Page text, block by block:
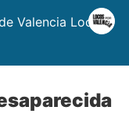
Valencia Locos